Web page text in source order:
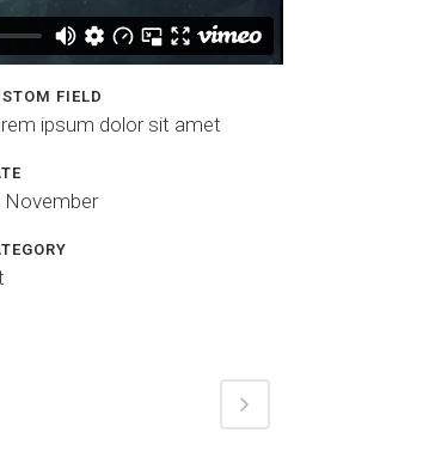
FIELD
ipsum dolor sit amet
November